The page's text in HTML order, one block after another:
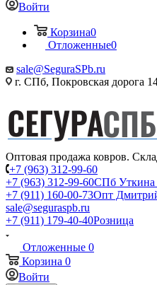
Войти
Корзина0
Отложенные0
sale@SeguraSPb.ru
г. СПб, Покровская дорога
Оптовая продажа ковров.
+7 (963) 312-99-60
+7 (963) 312-99-60СПб Уткина
+7 (911) 160-00-73Опт
sale@seguraspb.ru
+7 (911) 179-40-40Розница
Отложенные 0
Корзина 0
Войти